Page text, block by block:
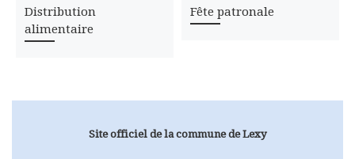
Distribution
alimentaire
Fête patronale
Site officiel de la commune de Lexy